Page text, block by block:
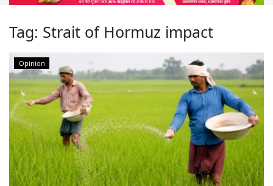
Leadership Profiles
Opinion
Politics
Magazine
Tag: Strait of Hormuz impact
Opinion